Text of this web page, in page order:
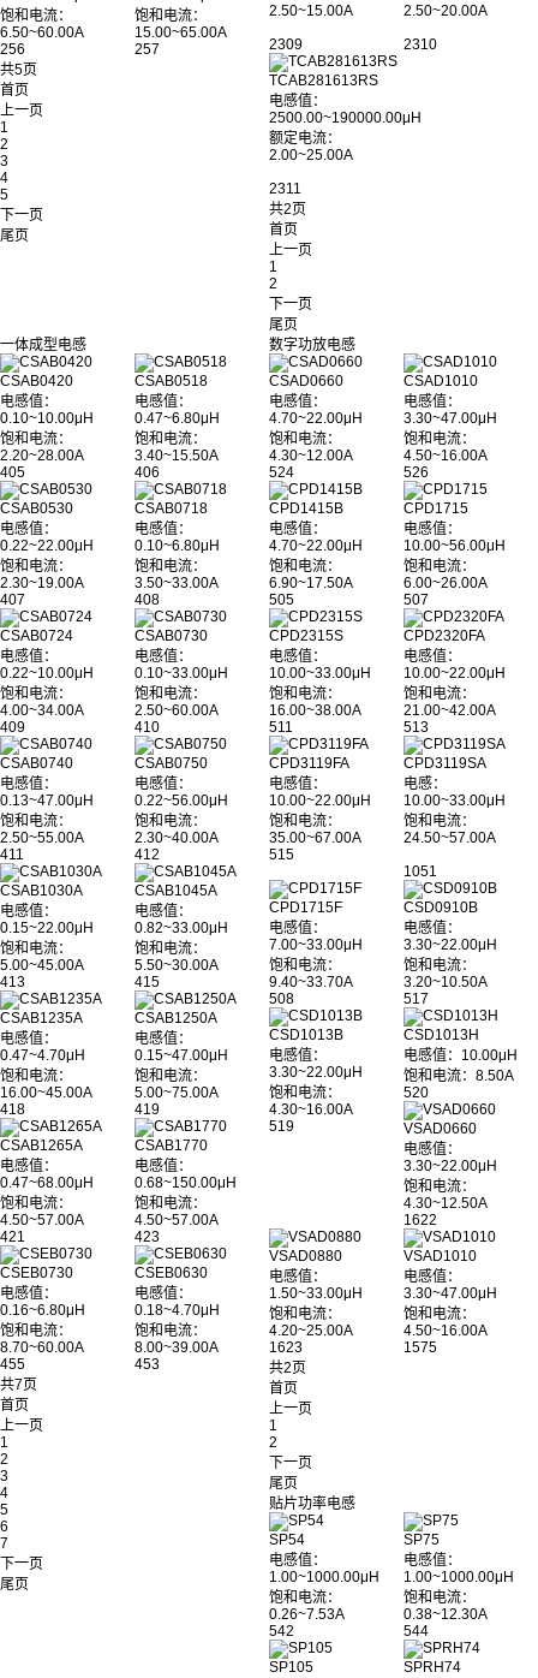
饱和电流：
6.50~60.00A
256
饱和电流：
15.00~65.00A
257
共5页
首页
上一页
1
2
3
4
5
下一页
尾页
2.50~15.00A
2309
2.50~20.00A
2310
TCAB281613RS
电感值：
2500.00~190000.00μH
额定电流：
2.00~25.00A
2311
共2页
首页
上一页
1
2
下一页
尾页
一体成型电感
CSAB0420
电感值：
0.10~10.00μH
饱和电流：
2.20~28.00A
405
CSAB0518
电感值：
0.47~6.80μH
饱和电流：
3.40~15.50A
406
CSAB0530
电感值：
0.22~22.00μH
饱和电流：
2.30~19.00A
407
CSAB0718
电感值：
0.10~6.80μH
饱和电流：
3.50~33.00A
408
CSAB0724
电感值：
0.22~10.00μH
饱和电流：
4.00~34.00A
409
CSAB0730
电感值：
0.10~33.00μH
饱和电流：
2.50~60.00A
410
CSAB0740
电感值：
0.13~47.00μH
饱和电流：
2.50~55.00A
411
CSAB0750
电感值：
0.22~56.00μH
饱和电流：
2.30~40.00A
412
CSAB1030A
电感值：
0.15~22.00μH
饱和电流：
5.00~45.00A
413
CSAB1045A
电感值：
0.82~33.00μH
饱和电流：
5.50~30.00A
415
CSAB1235A
电感值：
0.47~4.70μH
饱和电流：
16.00~45.00A
418
CSAB1250A
电感值：
0.15~47.00μH
饱和电流：
5.00~75.00A
419
CSAB1265A
电感值：
0.47~68.00μH
饱和电流：
4.50~57.00A
421
CSAB1770
电感值：
0.68~150.00μH
饱和电流：
4.50~57.00A
423
CSEB0730
电感值：
0.16~6.80μH
饱和电流：
8.70~60.00A
455
CSEB0630
电感值：
0.18~4.70μH
饱和电流：
8.00~39.00A
453
共7页
首页
上一页
1
2
3
4
5
6
7
下一页
尾页
数字功放电感
CSAD0660
电感值：
4.70~22.00μH
饱和电流：
4.30~12.00A
524
CSAD1010
电感值：
3.30~47.00μH
饱和电流：
4.50~16.00A
526
CPD1415B
电感值：
4.70~22.00μH
饱和电流：
6.90~17.50A
505
CPD1715
电感值：
10.00~56.00μH
饱和电流：
6.00~26.00A
507
CPD2315S
电感值：
10.00~33.00μH
饱和电流：
16.00~38.00A
511
CPD2320FA
电感值：
10.00~22.00μH
饱和电流：
21.00~42.00A
513
CPD3119FA
电感值：
10.00~22.00μH
饱和电流：
35.00~67.00A
515
CPD3119SA
电感：
10.00~33.00μH
饱和电流：
24.50~57.00A
1051
CPD1715F
电感值：
7.00~33.00μH
饱和电流：
9.40~33.70A
508
CSD0910B
电感值：
3.30~22.00μH
饱和电流：
3.20~10.50A
517
CSD1013B
电感值：
3.30~22.00μH
饱和电流：
4.30~16.00A
519
CSD1013H
电感值：10.00μH
饱和电流：8.50A
520
VSAD0660
电感值：
3.30~22.00μH
饱和电流：
4.30~12.50A
1622
VSAD0880
电感值：
1.50~33.00μH
饱和电流：
4.20~25.00A
1623
VSAD1010
电感值：
3.30~47.00μH
饱和电流：
4.50~16.00A
1575
共2页
首页
上一页
1
2
下一页
尾页
贴片功率电感
SP54
电感值：
1.00~1000.00μH
饱和电流：
0.26~7.53A
542
SP75
电感值：
1.00~1000.00μH
饱和电流：
0.38~12.30A
544
SP105
SPRH74